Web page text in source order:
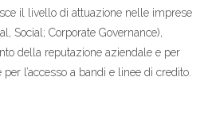
il livello di attuazione nelle imprese
Social; Corporate Governance),
della reputazione aziendale e per
l’accesso a bandi e linee di credito.